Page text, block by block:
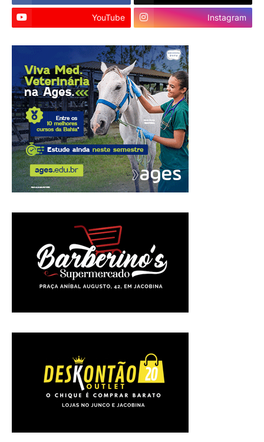
YouTube Instagram